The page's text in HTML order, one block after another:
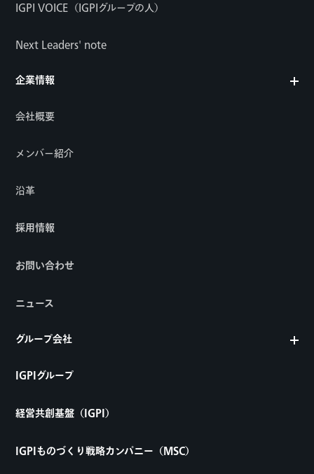
IGPI VOICE（IGPIグループの人）
Next Leaders' note
企業情報
会社概要
メンバー紹介
沿革
採用情報
お問い合わせ
ニュース
グループ会社
IGPIグループ
経営共創基盤（IGPI）
IGPIものづくり戦略カンパニー（MSC）